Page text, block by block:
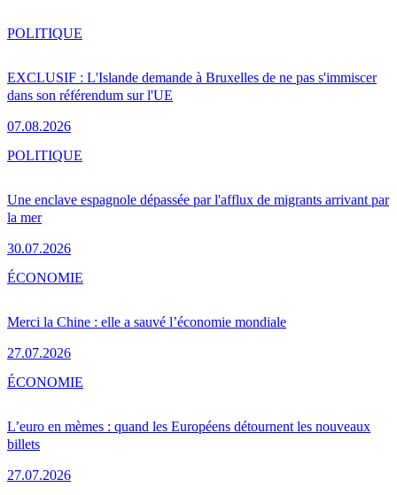
EXCLUSIF : L'Islande demande à Bruxelles de ne pas s'immiscer
dans son référendum sur l'UE
07.08.2026
POLITIQUE
Une enclave espagnole dépassée par l'afflux de migrants arrivant par
la mer
30.07.2026
POLITIQUE
Merci la Chine : elle a sauvé l’économie mondiale
27.07.2026
ÉCONOMIE
L’euro en mèmes : quand les Européens détournent les nouveaux
billets
27.07.2026
ÉCONOMIE